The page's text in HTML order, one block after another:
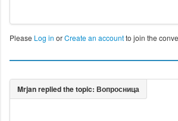
Please Log in orCreate an accountto join the